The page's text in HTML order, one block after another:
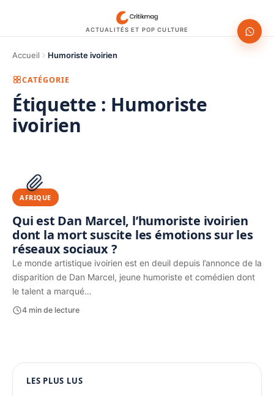
ACTUALITÉS ET POP CULTURE
Accueil Humoriste ivoirien
CATÉGORIE
Étiquette : Humoriste
ivoirien
PUBLICITÉ
AFRIQUE
Qui est Dan Marcel, l’humoriste ivoirien
dont la mort suscite les émotions sur les
réseaux sociaux ?
Le monde artistique ivoirien est en deuil depuis l’annonce de la
disparition de Dan Marcel, jeune humoriste et comédien dont
le talent a marqué…
4 min de lecture
PUBLICITÉ
LES PLUS LUS